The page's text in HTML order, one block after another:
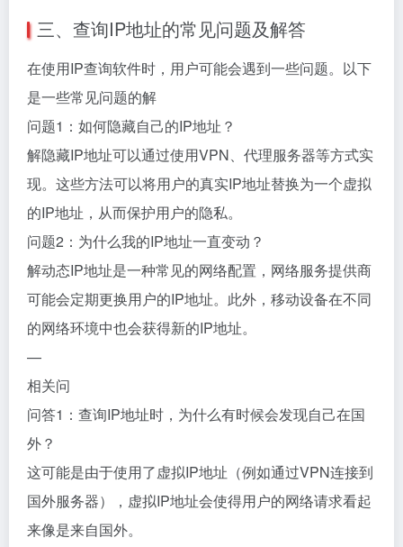
三、查询IP地址的常见问题及解答
在使用IP查询软件时，用户可能会遇到一些问题。以下
是一些常见问题的解
问题1：如何隐藏自己的IP地址？
解隐藏IP地址可以通过使用VPN、代理服务器等方式实
现。这些方法可以将用户的真实IP地址替换为一个虚拟
的IP地址，从而保护用户的隐私。
问题2：为什么我的IP地址一直变动？
解动态IP地址是一种常见的网络配置，网络服务提供商
可能会定期更换用户的IP地址。此外，移动设备在不同
的网络环境中也会获得新的IP地址。
—
相关问
问答1：查询IP地址时，为什么有时候会发现自己在国
外？
这可能是由于使用了虚拟IP地址（例如通过VPN连接到
国外服务器），虚拟IP地址会使得用户的网络请求看起
来像是来自国外。